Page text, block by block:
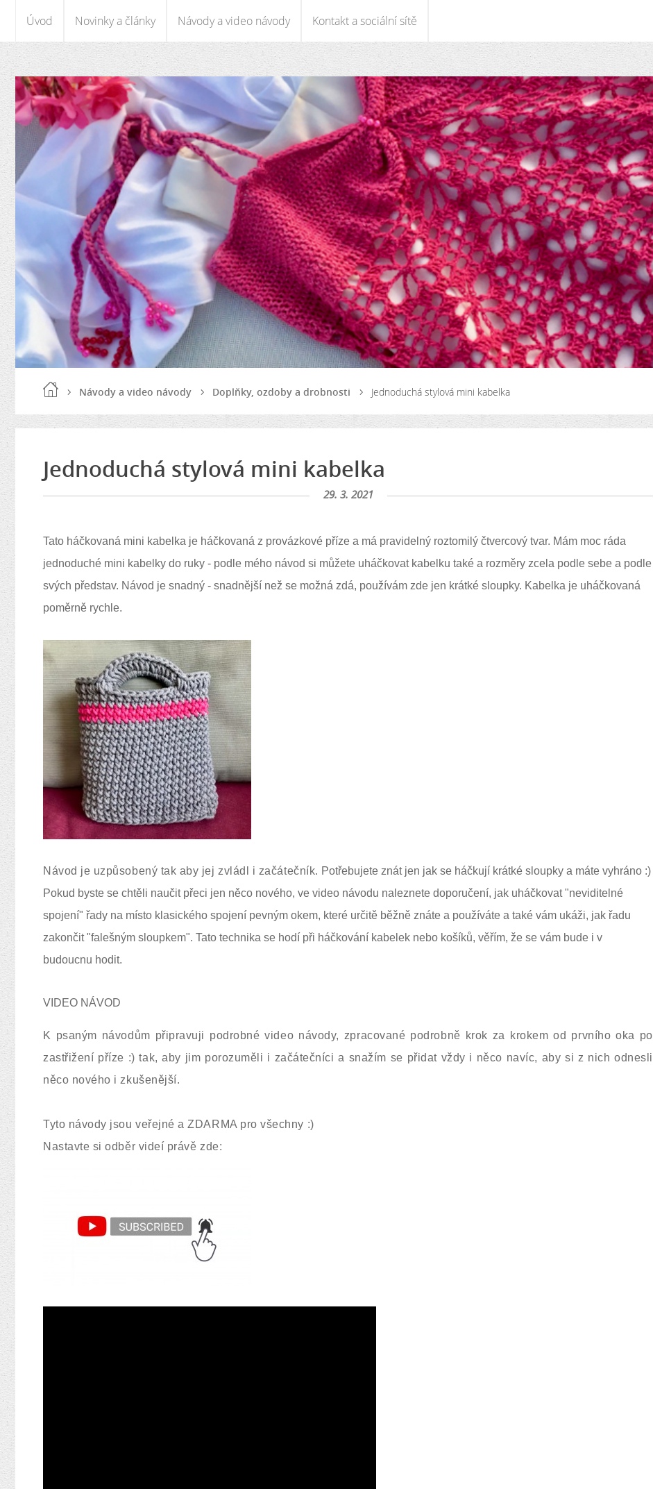
Úvod Novinky a články Návody a video návody Kontakt a sociální sítě
Návody a video návody Doplňky, ozdoby a drobnosti Jednoduchá stylová mini kabelka
Jednoduchá stylová mini kabelka
29. 3. 2021
Tato háčkovaná mini kabelka je háčkovaná z provázkové příze a má pravidelný roztomilý čtvercový tvar. Mám moc ráda
jednoduché mini kabelky do ruky - podle mého návod si můžete uháčkovat kabelku také a rozměry zcela podle sebe a podle
svých představ. Návod je snadný - snadnější než se možná zdá, používám zde jen krátké sloupky. Kabelka je uháčkovaná
poměrně rychle.
Návod je uzpůsobený tak aby jej zvládl i začátečník. Potřebujete znát jen jak se háčkují krátké sloupky a máte vyhráno :)
Pokud byste se chtěli naučit přeci jen něco nového, ve video návodu naleznete doporučení, jak uháčkovat "neviditelné
spojení" řady na místo klasického spojení pevným okem, které určitě běžně znáte a používáte a také vám ukáži, jak řadu
zakončit "falešným sloupkem". Tato technika se hodí při háčkování kabelek nebo košíků, věřím, že se vám bude i v
budoucnu hodit.
VIDEO NÁVOD
K psaným návodům připravuji podrobné video návody, zpracované podrobně krok za krokem od prvního oka po
zastřižení příze :) tak, aby jim porozuměli i začátečníci a snažím se přidat vždy i něco navíc, aby si z nich odnesli
něco nového i zkušenější.
Tyto návody jsou veřejné a ZDARMA pro všechny :)
Nastavte si odběr videí právě zde: